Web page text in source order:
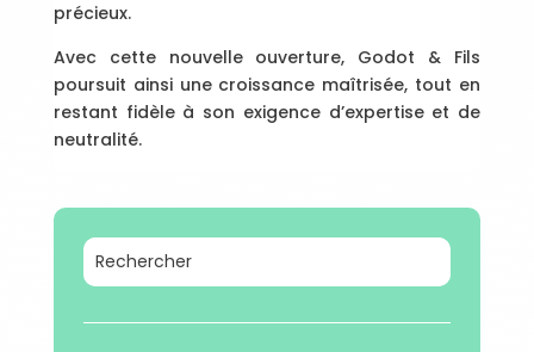
précieux.
Avec cette nouvelle ouverture, Godot & Fils
poursuit ainsi une croissance maîtrisée, tout en
restant fidèle à son exigence d’expertise et de
neutralité.